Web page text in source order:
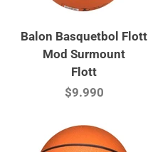
Balon Basquetbol Flott
Mod Surmount
Flott
$9.990